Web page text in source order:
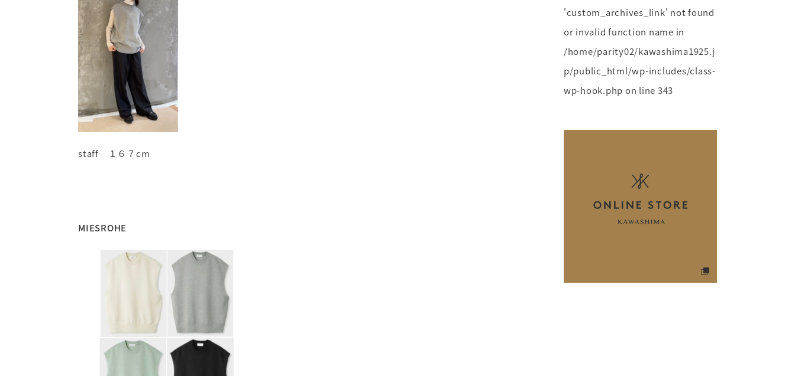
staff １６７cm
MIESROHE
'custom_archives_link' not found
or invalid function name in
/home/parity02/kawashima1925.j
p/public_html/wp-includes/class-
wp-hook.php on line 343